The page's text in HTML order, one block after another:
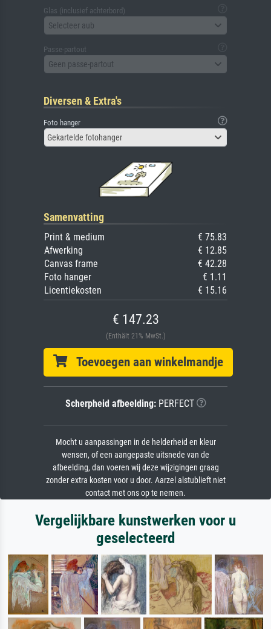
Glas (inclusief achterbord)
Selecteer aub
Passe-partout
Geen passe-partout
Diversen & Extra's
Foto hanger
Gekartelde fotohanger
Samenvatting
Print & medium
€ 75.83
Afwerking
€ 12.85
Canvas frame
€ 42.28
Foto hanger
€ 1.11
Licentiekosten
€ 15.16
€ 147.23
(Enthält 21% MwSt.)
Toevoegen aan winkelmandje
Scherpheid afbeelding:PERFECT
Mocht u aanpassingen in de helderheid en kleur
wensen, of een aangepaste uitsnede van de
afbeelding, dan voeren wij deze wijzigingen graag
zonder extra kosten voor u door. Aarzel alstublieft niet
contact met ons op te nemen.
Vergelijkbare kunstwerken voor u
geselecteerd